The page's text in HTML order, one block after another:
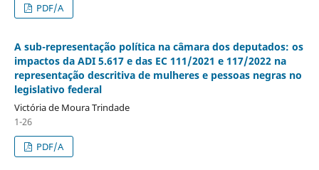
PDF/A
A sub-representação política na câmara dos deputados: os
impactos da ADI 5.617 e das EC 111/2021 e 117/2022 na
representação descritiva de mulheres e pessoas negras no
legislativo federal
Victória de Moura Trindade
1-26
PDF/A